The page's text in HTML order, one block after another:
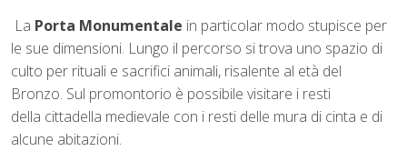
La Porta Monumentale in particolar modo stupisce per
le sue dimensioni. Lungo il percorso si trova uno spazio di
culto per rituali e sacrifici animali, risalente al età del
Bronzo. Sul promontorio è possibile visitare i resti
della cittadella medievale con i resti delle mura di cinta e di
alcune abitazioni.